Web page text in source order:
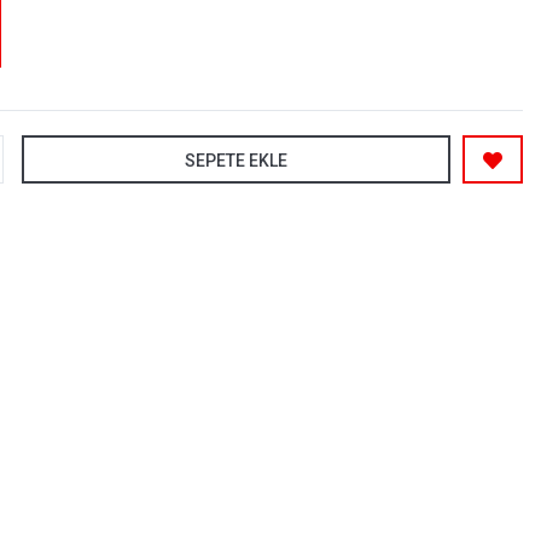
SEPETE EKLE